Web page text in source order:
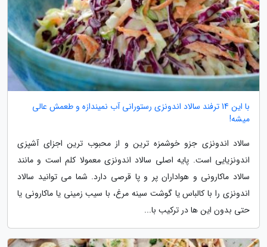
با این 14 ترفند سالاد اندونزی رستورانی آب نمیندازه و طعمش عالی
میشه!
سالاد اندونزی جزو خوشمزه ترین و از محبوب ترین اجزای آشپزی
اندونزیایی است. پایه اصلی سالاد اندونزی معمولا کلم است و مانند
سالاد ماکارونی و هواداران پر و پا قرصی دارد. شما می توانید سالاد
اندونزی را با کالباس یا گوشت سینه مرغ، با سیب زمینی یا ماکارونی یا
حتی بدون این ها در ترکیب با...